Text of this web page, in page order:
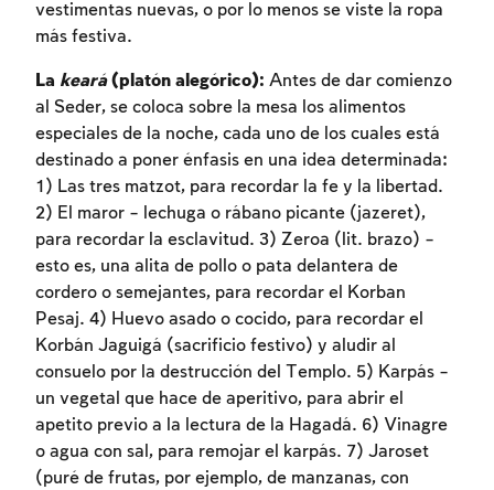
vestimentas nuevas, o por lo menos se viste la ropa
más festiva.
La keará(platón alegórico): Antes de dar comienzo
al Seder, se coloca sobre la mesa los alimentos
especiales de la noche, cada uno de los cuales está
destinado a poner énfasis en una idea determinada:
1) Las tres matzot, para recordar la fe y la libertad.
2) El maror – lechuga o rábano picante (jazeret),
para recordar la esclavitud. 3) Zeroa (lit. brazo) –
esto es, una alita de pollo o pata delantera de
cordero o semejantes, para recordar el Korban
Pesaj. 4) Huevo asado o cocido, para recordar el
Korbán Jaguigá (sacrificio festivo) y aludir al
consuelo por la destrucción del Templo. 5) Karpás –
un vegetal que hace de aperitivo, para abrir el
apetito previo a la lectura de la Hagadá. 6) Vinagre
o agua con sal, para remojar el karpás. 7) Jaroset
(puré de frutas, por ejemplo, de manzanas, con
Inscripcion requerida
Para marcar lo estudiado debe conectarse
a su cuenta o inscribirse.
Inscripcion Conectarse